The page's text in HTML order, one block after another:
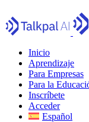
Inicio
Aprendizaje
Para Empresas
Para la
Inscríbete
Acceder
Español